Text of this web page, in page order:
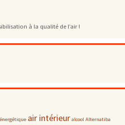
à la qualité de l’air !
air intérieur alcool Alternatiba